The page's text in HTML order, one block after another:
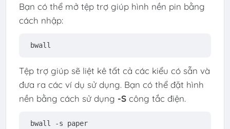
Bạn có thể mở tệp trợ giúp hình nền pin bằng
cách nhập:
bwall
Tệp trợ giúp sẽ liệt kê tất cả các kiểu có sẵn và
đưa ra các ví dụ sử dụng. Bạn có thể đặt hình
nền bằng cách sử dụng -Scông tắc điện.
bwall -s paper